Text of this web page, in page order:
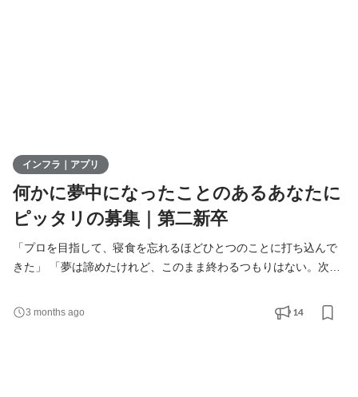
インフラ｜アプリ
何かに夢中になったことのあるあなたに
ピッタリの募集｜第二新卒
「プロを目指して、寝食を忘れるほどひとつのことに打ち込んで
きた」 「夢は諦めたけれど、このまま終わるつもりはない。次も
こんな経歴の自分を受け入れてくれる場所はある？」 そんなあな
たへ。 これまで、自分のすべてを賭けてひとつの道を突き詰めて
3 months ago 14